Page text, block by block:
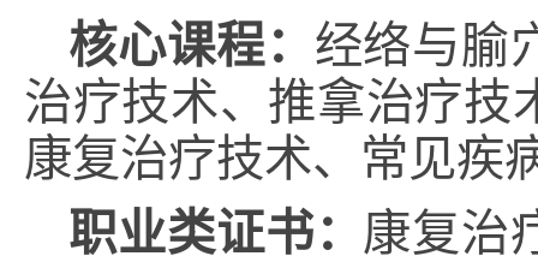
核心课程： 经络与腧
治疗技术、推拿治疗技
康复治疗技术、常见疾
职业类证书： 康复治